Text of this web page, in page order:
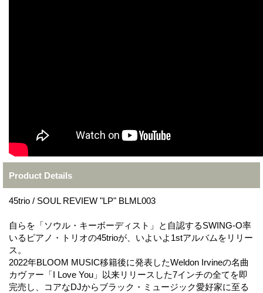
Product Details
45trio / SOUL REVIEW "LP" BLML003
自らを「ソウル・キーボーディスト」と自認するSWING-O率
いるピアノ・トリオの45trioが、いよいよ1stアルバムをリリー
ス。
2022年BLOOM MUSIC移籍後に発表したWeldon Irvineの名曲
カヴァー「I Love You」以来リリースした7インチの全てを即
完売し、コアなDJからブラック・ミュージック愛好家に至る